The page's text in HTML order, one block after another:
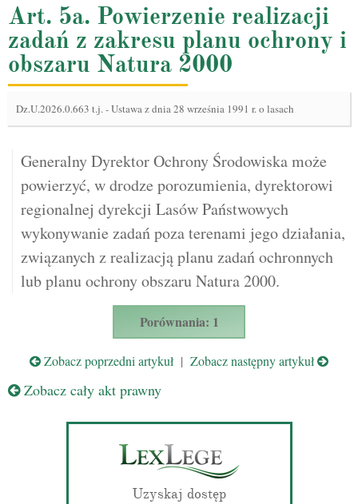
Art. 5a. Powierzenie realizacji
zadań z zakresu planu ochrony i
obszaru Natura 2000
Dz.U.2026.0.663 t.j.-Ustawa z dnia 28 września 1991 r. o lasach
Generalny Dyrektor Ochrony Środowiska może
powierzyć, w drodze porozumienia, dyrektorowi
regionalnej dyrekcji Lasów Państwowych
wykonywanie zadań poza terenami jego działania,
związanych z realizacją planu zadań ochronnych
lub planu ochrony obszaru Natura 2000.
Porównania: 1
Zobacz poprzedni artykuł | Zobacz następny artykuł
Zobacz cały akt prawny
Uzyskaj dostęp